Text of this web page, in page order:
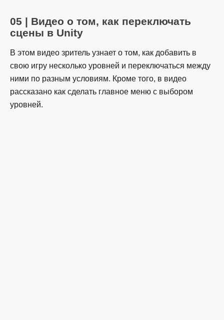
05 | Видео о том, как переключать
сцены в Unity
В этом видео зритель узнает о том, как добавить в
свою игру несколько уровней и переключаться между
ними по разным условиям. Кроме того, в видео
рассказано как сделать главное меню с выбором
уровней.